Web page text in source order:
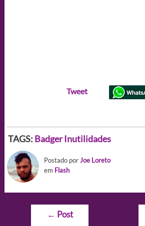
Tweet
TAGS: BadgerInutilidades
Postado porJoe Loreto
em Flash
Navegação
← Post